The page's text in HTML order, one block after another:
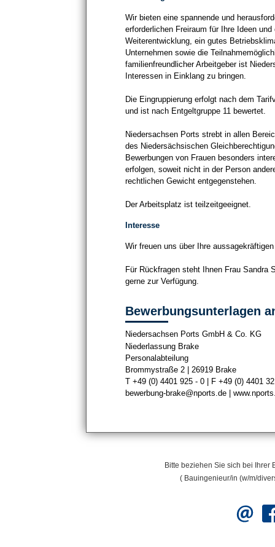
Wir bieten eine spannende und
erforderlichen Freiraum für Ihre Ideen
Weiterentwicklung, ein gutes
Unternehmen sowie die
familienfreundlicher Arbeitgeber ist
Interessen in Einklang zu bringen.
Die Eingruppierung erfolgt nach dem
und ist nach Entgeltgruppe 11 bewertet.
Niedersachsen Ports strebt in allen
des Niedersächsischen
Bewerbungen von Frauen besonders
erfolgen, soweit nicht in der Person
rechtlichen Gewicht entgegenstehen.
Der Arbeitsplatz ist teilzeitgeeignet.
Interesse
Wir freuen uns über Ihre
Für Rückfragen steht Ihnen Frau Sandra
gerne zur Verfügung.
Bewerbungsunterlagen
Niedersachsen Ports GmbH & Co. KG
Niederlassung Brake
Personalabteilung
Brommystraße 2 | 26919 Brake
T +49 (0) 4401 925 - 0 | F +49 (0) 4401
bewerbung-brake@nports.de|
Bitte beziehen Sie sich bei Ihrer
( Bauingenieur/in (w/m/